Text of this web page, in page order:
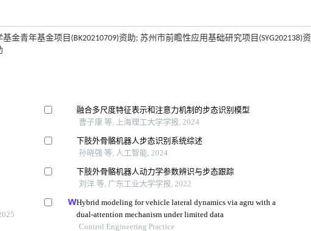
金青年基金项目(BK20210709)资助; 苏州市前瞻性应用基础研究项目(SYG202138)资